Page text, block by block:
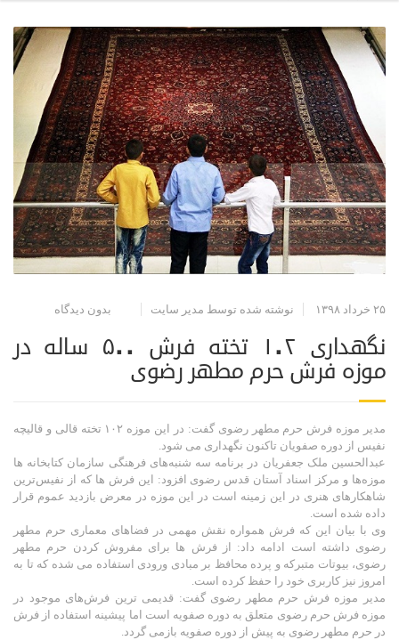
۲۵ خرداد ۱۳۹۸ نوشته شده توسط مدیر سایت بدون دیدگاه
نگهداری ۱۰۲ تخته فرش ۵۰۰ ساله در
موزه فرش حرم مطهر رضوی
مدیر موزه فرش حرم مطهر رضوی گفت: در این موزه ۱۰۲ تخته قالی و قالیچه
نفیس از دوره صفویان تاکنون نگهداری می شود.
عبدالحسین ملک جعفریان در برنامه سه شنبه‌های فرهنگی سازمان کتابخانه ها
موزه‌ها و مرکز اسناد آستان قدس رضوی افزود: این فرش ها که از نفیس‌ترین
شاهکارهای هنری در این زمینه است در این موزه در معرض بازدید عموم قرار
داده شده است.
وی با بیان این که فرش همواره نقش مهمی در فضاهای معماری حرم مطهر
رضوی داشته است ادامه داد: از فرش ها برای مفروش کردن حرم مطهر
رضوی، بیوتات متبرکه و پرده محافظ بر مبادی ورودی استفاده می شده که تا به
امروز نیز کاربری خود را حفظ کرده است.
مدیر موزه فرش حرم مطهر رضوی گفت: قدیمی ترین فرش‌های موجود در
موزه فرش حرم رضوی متعلق به دوره صفویه است اما پیشینه استفاده از فرش
در حرم مطهر رضوی به پیش از دوره صفویه بازمی گردد.